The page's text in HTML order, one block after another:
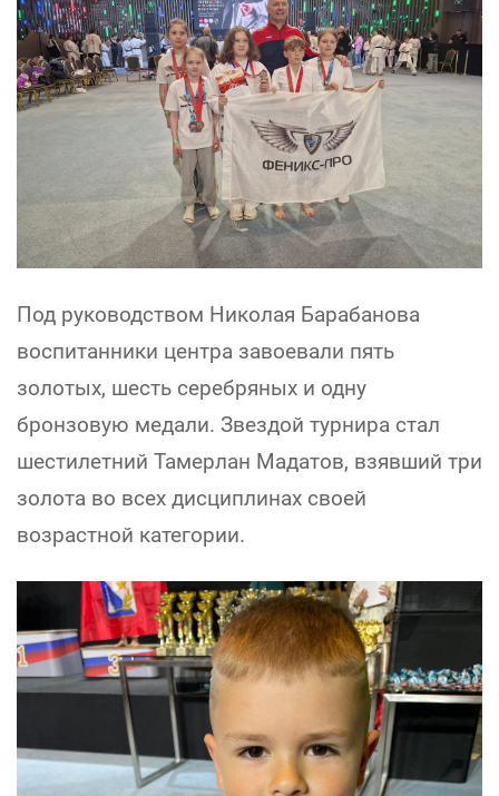
Под руководством Николая Барабанова
воспитанники центра завоевали пять
золотых, шесть серебряных и одну
бронзовую медали. Звездой турнира стал
шестилетний Тамерлан Мадатов, взявший три
золота во всех дисциплинах своей
возрастной категории.